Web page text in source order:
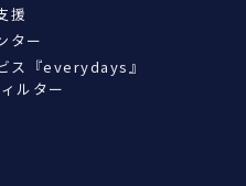
援
ター
ス『everydays』
ルター